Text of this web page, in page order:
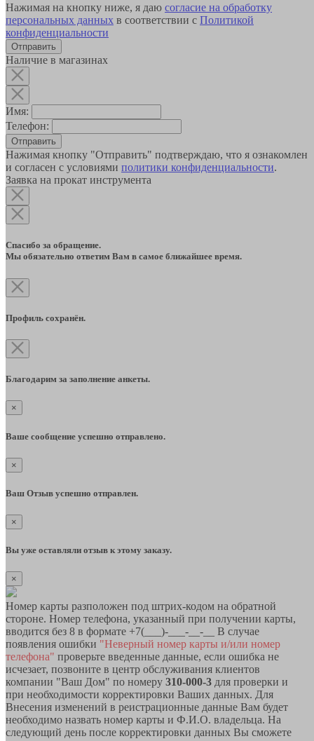
Нажимая на кнопку ниже, я даю согласие на обработку
персональных данных в соответствии с Политикой
конфиденциальности
Наличие в магазинах
Имя:
Телефон:
Отправить
Нажимая кнопку "Отправить" подтверждаю, что я ознакомлен
и согласен с условиями политики конфиденциальности.
Заявка на прокат инструмента
Спасибо за обращение.
Мы обязательно ответим Вам в самое ближайшее время.
Профиль сохранён.
Благодарим за заполнение анкеты.
×
Ваше сообщение успешно отправлено.
×
Ваш Отзыв успешно отправлен.
×
Вы уже оставляли отзыв к этому заказу.
×
Номер карты разположен под штрих-кодом на обратной
стороне. Номер телефона, указанный при получении карты,
вводится без 8 в формате +7(___)-___-__-__ В случае
появления ошибки "Неверный номер карты и/или номер
телефона" проверьте введенные данные, если ошибка не
исчезает, позвоните в центр обслуживания клиентов
компании "Ваш Дом" по номеру 310-000-3 для проверки и
при необходимости корректировки Ваших данных. Для
Внесения изменений в реистрационные данные Вам будет
необходимо назвать номер карты и Ф.И.О. владельца. На
следующий день после корректировки данных Вы сможете